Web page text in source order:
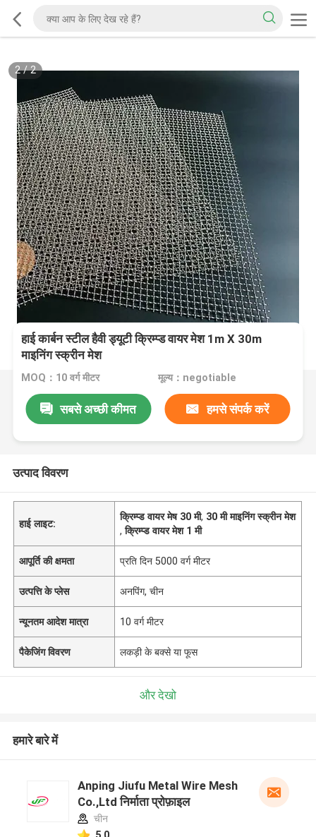
2/2
हाई कार्बन स्टील हैवी ड्यूटी क्रिम्प्ड वायर मेश 1m X 30m
माइनिंग स्क्रीन मेश
MOQ：10 वर्ग मीटर मूल्य：negotiable
सबसे अच्छी कीमत हमसे संपर्क करें
उत्पाद विवरण
हाई लाइट:
क्रिम्प्ड वायर मेष 30 मी, 30 मी माइनिंग स्क्रीन मेश
,क्रिम्प्ड वायर मेश 1 मी
आपूर्ति की क्षमता प्रति दिन 5000 वर्ग मीटर
उत्पत्ति के प्लेस अनपिंग, चीन
न्यूनतम आदेश मात्रा 10 वर्ग मीटर
पैकेजिंग विवरण लकड़ी के बक्से या फूस
और देखो
हमारे बारे में
Anping Jiufu Metal Wire Mesh
Co.,Ltd निर्माता प्रोफ़ाइल
चीन